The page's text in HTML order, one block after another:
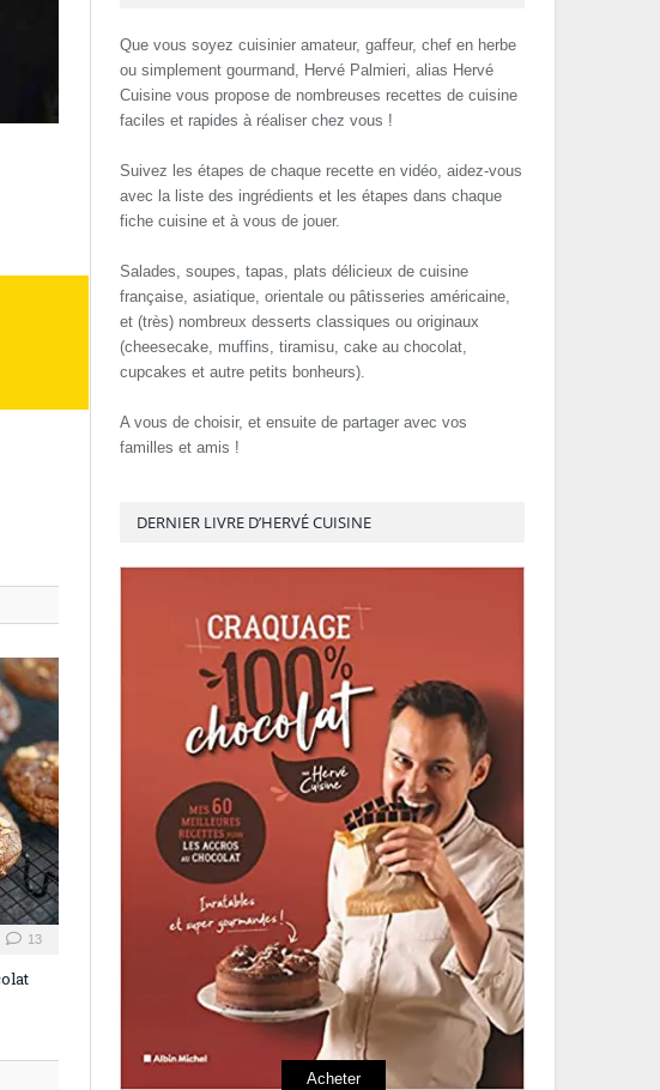
13
Que vous soyez cuisinier amateur, gaffeur, chef en herbe
ou simplement gourmand, Hervé Palmieri, alias Hervé
Cuisine vous propose de nombreuses recettes de cuisine
faciles et rapides à réaliser chez vous !
Suivez les étapes de chaque recette en vidéo, aidez-vous
avec la liste des ingrédients et les étapes dans chaque
fiche cuisine et à vous de jouer.
Salades, soupes, tapas, plats délicieux de cuisine
française, asiatique, orientale ou pâtisseries américaine,
et (très) nombreux desserts classiques ou originaux
(cheesecake, muffins, tiramisu, cake au chocolat,
cupcakes et autre petits bonheurs).
A vous de choisir, et ensuite de partager avec vos
familles et amis !
DERNIER LIVRE D’HERVÉ CUISINE
Acheter